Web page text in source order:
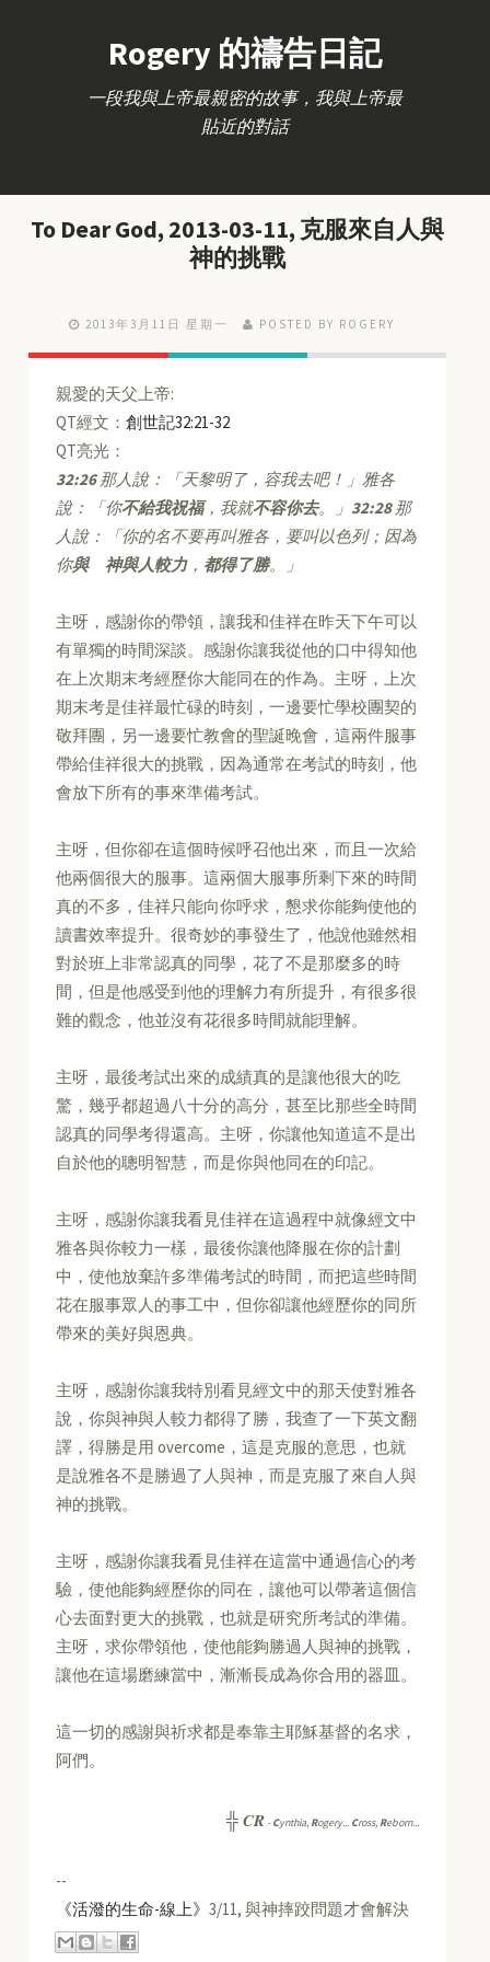
Rogery 的禱告日記
一段我與上帝最親密的故事，我與上帝最
貼近的對話
To Dear God, 2013-03-11, 克服來自人與
神的挑戰
2013年3月11日 星期一 POSTED BY ROGERY
親愛的天父上帝:
QT經文：創世記32:21-32
QT亮光：
32:26那人說：「天黎明了，容我去吧！」雅各
說：「你不給我祝福，我就不容你去。」 32:28那
人說：「你的名不要再叫雅各，要叫以色列；因為
你與 神與人較力， 都得了勝。」
主呀，感謝你的帶領，讓我和佳祥在昨天下午可以
有單獨的時間深談。感謝你讓我從他的口中得知他
在上次期末考經歷你大能同在的作為。主呀，上次
期末考是佳祥最忙碌的時刻，一邊要忙學校團契的
敬拜團，另一邊要忙教會的聖誕晚會，這兩件服事
帶給佳祥很大的挑戰，因為通常在考試的時刻，他
會放下所有的事來準備考試。
主呀，但你卻在這個時候呼召他出來，而且一次給
他兩個很大的服事。這兩個大服事所剩下來的時間
真的不多，佳祥只能向你呼求，懇求你能夠使他的
讀書效率提升。很奇妙的事發生了，他說他雖然相
對於班上非常認真的同學，花了不是那麼多的時
間，但是他感受到他的理解力有所提升，有很多很
難的觀念，他並沒有花很多時間就能理解。
主呀，最後考試出來的成績真的是讓他很大的吃
驚，幾乎都超過八十分的高分，甚至比那些全時間
認真的同學考得還高。主呀，你讓他知道這不是出
自於他的聰明智慧，而是你與他同在的印記。
主呀，感謝你讓我看見佳祥在這過程中就像經文中
雅各與你較力一樣，最後你讓他降服在你的計劃
中，使他放棄許多準備考試的時間，而把這些時間
花在服事眾人的事工中，但你卻讓他經歷你的同所
帶來的美好與恩典。
主呀，感謝你讓我特別看見經文中的那天使對雅各
說，你與神與人較力都得了勝，我查了一下英文翻
譯，得勝是用 overcome，這是克服的意思，也就
是說雅各不是勝過了人與神，而是克服了來自人與
神的挑戰。
主呀，感謝你讓我看見佳祥在這當中通過信心的考
驗，使他能夠經歷你的同在，讓他可以帶著這個信
心去面對更大的挑戰，也就是研究所考試的準備。
主呀，求你帶領他，使他能夠勝過人與神的挑戰，
讓他在這場磨練當中，漸漸長成為你合用的器皿。
這一切的感謝與祈求都是奉靠主耶穌基督的名求，
阿們。
╬CR -Cynthia, Rogery... Cross, Reborn...
--
《活潑的生命-線上》3/11, 與神摔跤問題才會解決